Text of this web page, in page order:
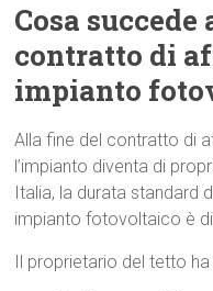
Cosa
contratto di
impianto
Alla fine del contratto di
l’impianto diventa di
Italia, la durata standard
impianto fotovoltaico è
Il proprietario del tetto